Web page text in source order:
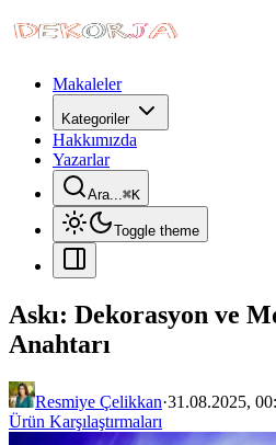
Makaleler
Kategoriler
Hakkımızda
Yazarlar
Ara...⌘K
Toggle theme
Askı: Dekorasyon ve
Anahtarı
Resmiye Çelikkan·31.08.2025,
Ürün Karşılaştırmaları